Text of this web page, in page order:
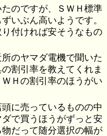
のですが、ＳＷＨ標準
いぶん高いようです。
付ければ安そうなもの
のヤマダ電機で聞いた
割引率を教えてくれま
Ｈの割引率のほうがい
に売っているものの中
で買うほうがずっと安
だって随分選択の幅が